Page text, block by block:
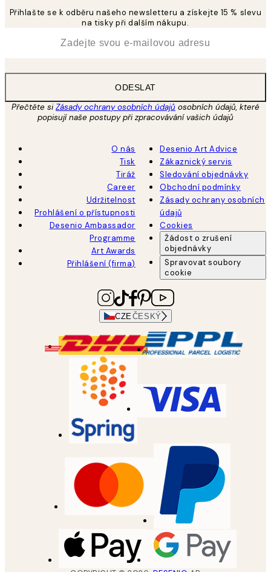
Přihlašte se k odběru našeho newsletteru a získejte 15 % slevu
na tisky při dalším nákupu.
ODESLAT
Přečtěte siZásady ochrany osobních údajů osobních údajů, které
popisují naše postupy při zpracovávání vašich údajů
O nás
Tisk
Tiráž
Career
Udržitelnost
Prohlášení o přístupnosti
Desenio Ambassador
Programme
Art Awards
Přihlášení (firma)
Desenio Art Advice
Zákaznický servis
Sledování objednávky
Obchodní podmínky
Zásady ochrany osobních
údajů
Cookies
Žádost o zrušení
objednávky
Spravovat soubory
cookie
CZE ČESKÝ